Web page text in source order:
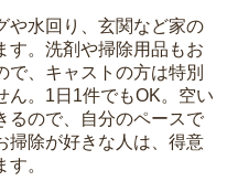
や水回り、玄関など家の
す。洗剤や掃除用品もお
で、キャストの方は特別
ん。1日1件でもOK。空い
るので、自分のペースで
掃除が好きな人は、得意
。